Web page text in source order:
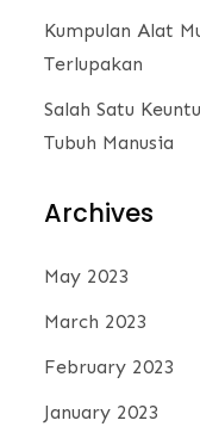
Kumpulan Alat
Terlupakan
Salah Satu
Tubuh Manusia
Archives
May 2023
March 2023
February 2023
January 2023